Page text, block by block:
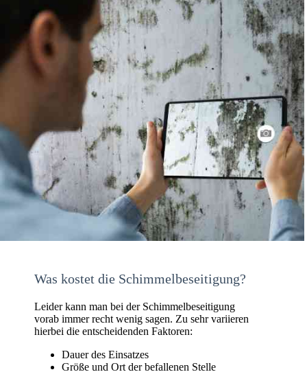
Was kostet die Schimmelbeseitigung?
Leider kann man bei der Schimmelbeseitigung
vorab immer recht wenig sagen. Zu sehr variieren
hierbei die entscheidenden Faktoren:
Dauer des Einsatzes
Größe und Ort der befallenen Stelle